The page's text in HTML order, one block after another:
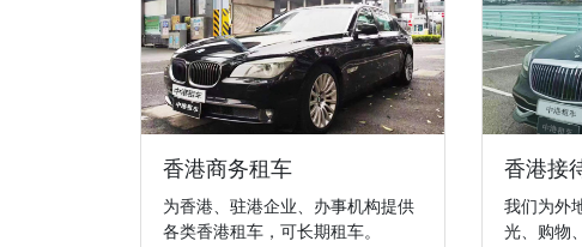
香港商务租车
为香港、驻港企业、办事机构提供
各类香港租车，可长期租车。
香港接
我们为外
光、购物